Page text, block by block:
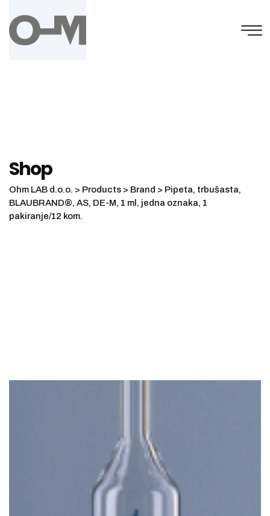
content
Shop
Ohm LAB d.o.o. > Products > Brand > Pipeta, trbušasta,
BLAUBRAND®, AS, DE-M, 1 ml, jedna oznaka, 1
pakiranje/12 kom.